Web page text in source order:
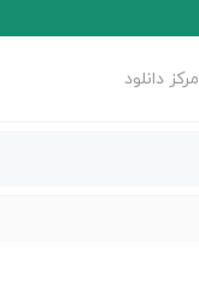
مرکز دانلود